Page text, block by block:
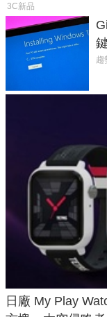
3C新品
趨
日廠 My Play